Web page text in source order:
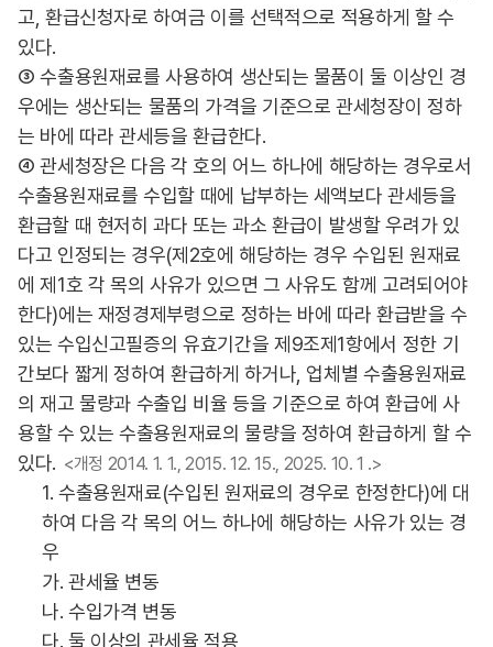
고, 환급신청자로 하여금 이를 선택적으로 적용하게 할 수
있다.
③ 수출용원재료를 사용하여 생산되는 물품이 둘 이상인 경
우에는 생산되는 물품의 가격을 기준으로 관세청장이 정하
는 바에 따라 관세등을 환급한다.
④ 관세청장은 다음 각 호의 어느 하나에 해당하는 경우로서
수출용원재료를 수입할 때에 납부하는 세액보다 관세등을
환급할 때 현저히 과다 또는 과소 환급이 발생할 우려가 있
다고 인정되는 경우(제2호에 해당하는 경우 수입된 원재료
에 제1호 각 목의 사유가 있으면 그 사유도 함께 고려되어야
한다)에는 재정경제부령으로 정하는 바에 따라 환급받을 수
있는 수입신고필증의 유효기간을 제9조제1항에서 정한 기
간보다 짧게 정하여 환급하게 하거나, 업체별 수출용원재료
의 재고 물량과 수출입 비율 등을 기준으로 하여 환급에 사
용할 수 있는 수출용원재료의 물량을 정하여 환급하게 할 수
있다. <개정 2014. 1. 1., 2015. 12. 15., 2025. 10. 1 .>
1. 수출용원재료(수입된 원재료의 경우로 한정한다)에 대
하여 다음 각 목의 어느 하나에 해당하는 사유가 있는 경
우
가. 관세율 변동
나. 수입가격 변동
다. 둘 이상의 관세율 적용